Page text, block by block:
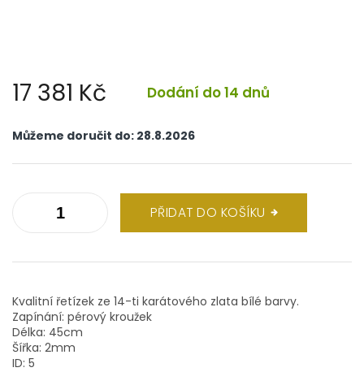
17 381 Kč Dodání do 14 dnů
cena:
Můžeme doručit do: 28.8.2026
PŘIDAT DO KOŠÍKU
Kvalitní řetízek ze 14-ti karátového zlata bílé barvy.
Zapínání: pérový kroužek
Délka: 45cm
Šířka: 2mm
ID: 5